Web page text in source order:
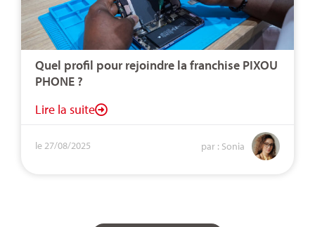
Quel profil pour rejoindre la franchise PIXOU
PHONE ?
Lire la suite
le 27/08/2025 par : Sonia